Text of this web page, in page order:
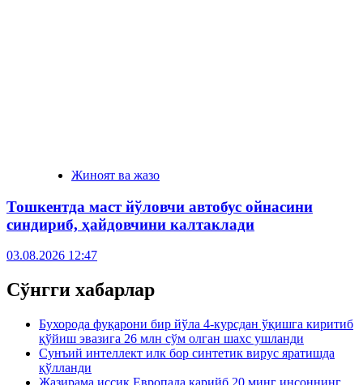
Жиноят ва жазо
Тошкентда маст йўловчи автобус ойнасини
синдириб, ҳайдовчини калтаклади
03.08.2026 12:47
Сўнгги хабарлар
Бухорода фуқарони бир йўла 4-курсдан ўқишга киритиб
қўйиш эвазига 26 млн сўм олган шахс ушланди
Сунъий интеллект илк бор синтетик вирус яратишда
қўлланди